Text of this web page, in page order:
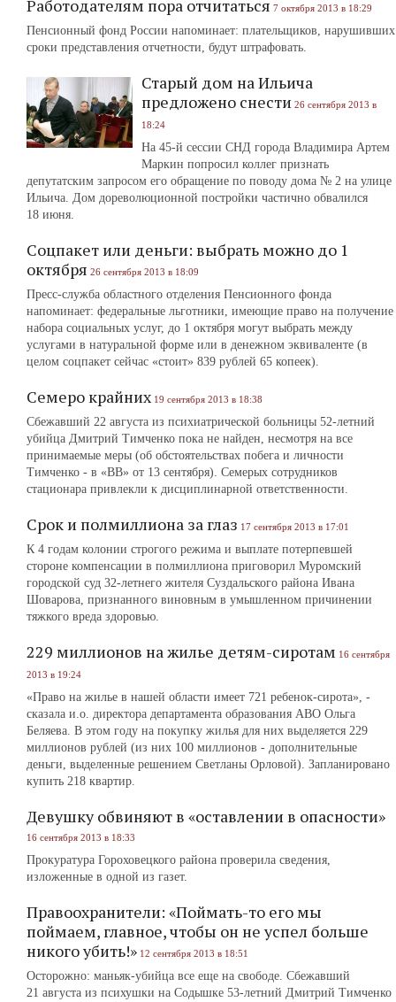
Работодателям пора отчитаться 7 октября 2013 в 18:29
Пенсионный фонд России напоминает: плательщиков, нарушивших
сроки представления отчетности, будут штрафовать.
Старый дом на Ильича
предложено снести 26 сентября 2013 в
18:24
На 45-й сессии СНД города Владимира Артем
Маркин попросил коллег признать
депутатским запросом его обращение по поводу дома № 2 на улице
Ильича. Дом дореволюционной постройки частично обвалился
18 июня.
Соцпакет или деньги: выбрать можно до 1
октября 26 сентября 2013 в 18:09
Пресс-служба областного отделения Пенсионного фонда
напоминает: федеральные льготники, имеющие право на получение
набора социальных услуг, до 1 октября могут выбрать между
услугами в натуральной форме или в денежном эквиваленте (в
целом соцпакет сейчас «стоит» 839 рублей 65 копеек).
Семеро крайних 19 сентября 2013 в 18:38
Сбежавший 22 августа из психиатрической больницы 52-летний
убийца Дмитрий Тимченко пока не найден, несмотря на все
принимаемые меры (об обстоятельствах побега и личности
Тимченко ‑ в «ВВ» от 13 сентября). Семерых сотрудников
стационара привлекли к дисциплинарной ответственности.
Срок и полмиллиона за глаз 17 сентября 2013 в 17:01
К 4 годам колонии строгого режима и выплате потерпевшей
стороне компенсации в полмиллиона приговорил Муромский
городской суд 32-летнего жителя Суздальского района Ивана
Шоварова, признанного виновным в умышленном причинении
тяжкого вреда здоровью.
229 миллионов на жилье детям-сиротам 16 сентября
2013 в 19:24
«Право на жилье в нашей области имеет 721 ребенок-сирота», -
сказала и.о. директора департамента образования АВО Ольга
Беляева. В этом году на покупку жилья для них выделяется 229
миллионов рублей (из них 100 миллионов ‑ дополнительные
деньги, выделенные решением Светланы Орловой). Запланировано
купить 218 квартир.
Девушку обвиняют в «оставлении в опасности»
16 сентября 2013 в 18:33
Прокуратура Гороховецкого района проверила сведения,
изложенные в одной из газет.
Правоохранители: «Поймать-то его мы
поймаем, главное, чтобы он не успел больше
никого убить!» 12 сентября 2013 в 18:51
Осторожно: маньяк-убийца все еще на свободе. Сбежавший
21 августа из психушки на Содышке 53-летний Дмитрий Тимченко